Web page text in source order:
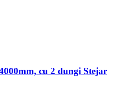
cu 2 dungi Stejar